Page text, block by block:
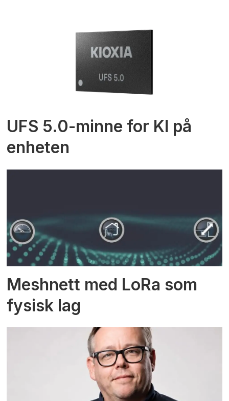
UFS 5.0-minne for KI på
enheten
Meshnett med LoRa som
fysisk lag